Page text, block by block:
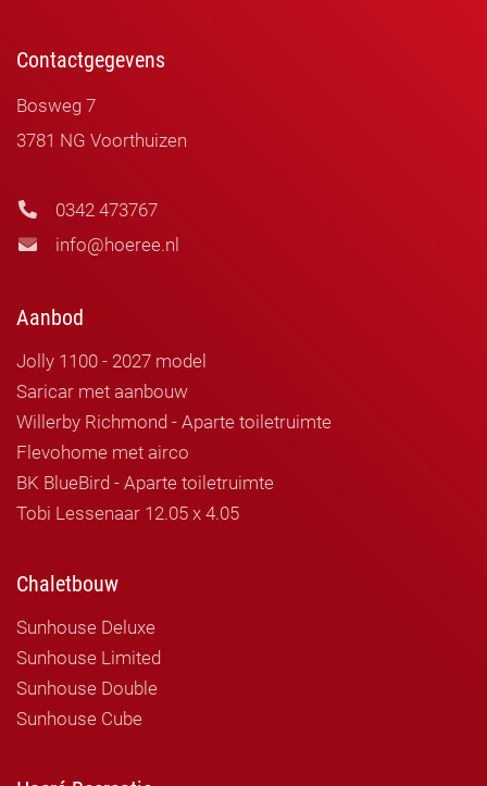
Contactgegevens
Bosweg 7
3781 NG Voorthuizen
0342 473767
info@hoeree.nl
Aanbod
Jolly 1100 - 2027 model
Saricar met aanbouw
Willerby Richmond - Aparte toiletruimte
Flevohome met airco
BK BlueBird - Aparte toiletruimte
Tobi Lessenaar 12.05 x 4.05
Chaletbouw
Sunhouse Deluxe
Sunhouse Limited
Sunhouse Double
Sunhouse Cube